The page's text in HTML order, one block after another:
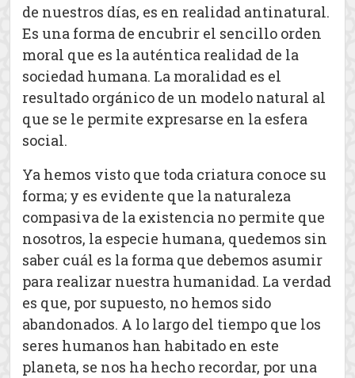
de nuestros días, es en realidad antinatural.
Es una forma de encubrir el sencillo orden
moral que es la auténtica realidad de la
sociedad humana. La moralidad es el
resultado orgánico de un modelo natural al
que se le permite expresarse en la esfera
social.
Ya hemos visto que toda criatura conoce su
forma; y es evidente que la naturaleza
compasiva de la existencia no permite que
nosotros, la especie humana, quedemos sin
saber cuál es la forma que debemos asumir
para realizar nuestra humanidad. La verdad
es que, por supuesto, no hemos sido
abandonados. A lo largo del tiempo que los
seres humanos han habitado en este
planeta, se nos ha hecho recordar, por una